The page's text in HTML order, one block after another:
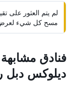
لم يتم العثور على
مسح كل شيء لعرض
فنادق
ديلوكس دبل